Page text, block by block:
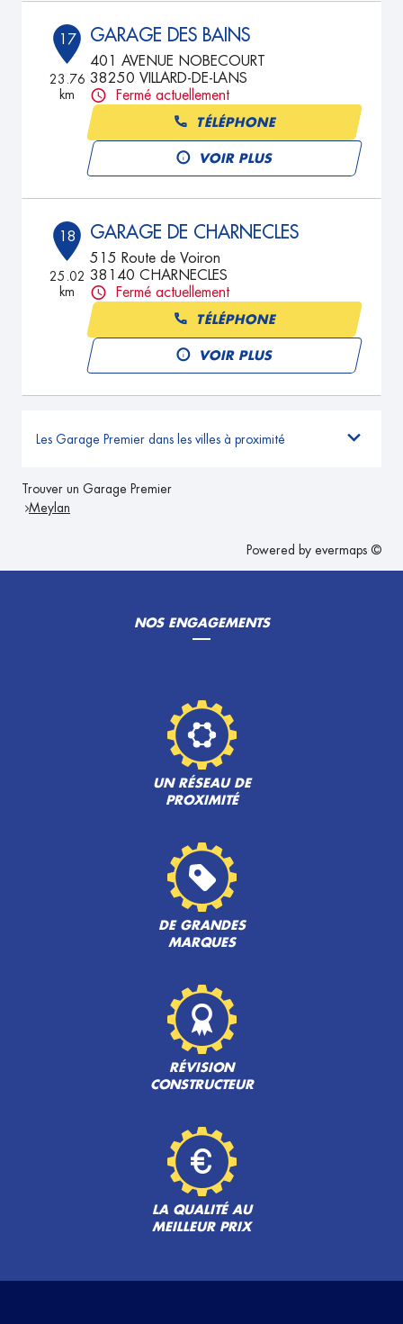
17
23.76
km
GARAGE DES BAINS
401 AVENUE NOBECOURT
38250 VILLARD-DE-LANS
Fermé actuellement
TÉLÉPHONE
VOIR PLUS
18
25.02
km
GARAGE DE CHARNECLES
515 Route de Voiron
38140 CHARNECLES
Fermé actuellement
TÉLÉPHONE
VOIR PLUS
Les Garage Premier dans les villes à proximité
Trouver un Garage Premier
Meylan
Powered by evermaps ©
NOS ENGAGEMENTS
UN RÉSEAU DE
PROXIMITÉ
DE GRANDES
MARQUES
RÉVISION
CONSTRUCTEUR
LA QUALITÉ AU
MEILLEUR PRIX